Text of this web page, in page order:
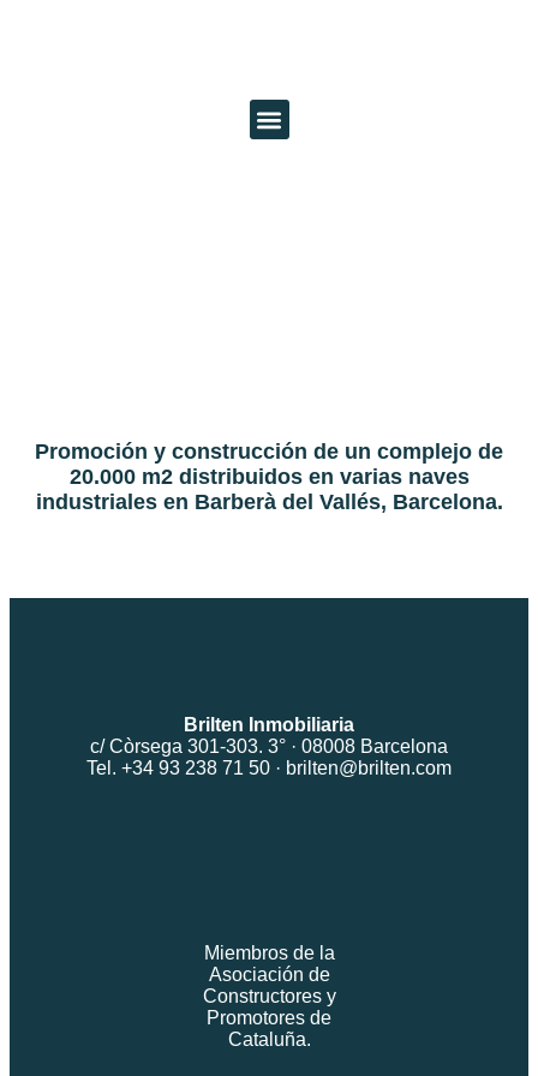
Promoción y construcción de un complejo de
20.000 m2 distribuidos en varias naves
industriales en Barberà del Vallés, Barcelona.
Brilten Inmobiliaria
c/ Còrsega 301-303. 3° · 08008 Barcelona
Tel. +34 93 238 71 50 · brilten@brilten.com
Miembros de la
Asociación de
Constructores y
Promotores de
Cataluña.